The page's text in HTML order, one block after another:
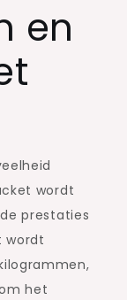
en
wordt
prestaties
wordt
het